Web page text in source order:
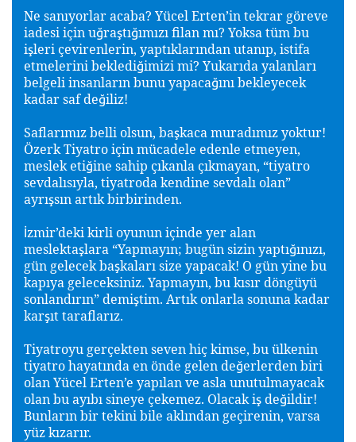
Ne sanıyorlar acaba? Yücel Erten’in tekrar göreve
iadesi için uğraştığımızı filan mı? Yoksa tüm bu
işleri çevirenlerin, yaptıklarından utanıp, istifa
etmelerini beklediğimizi mi? Yukarıda yalanları
belgeli insanların bunu yapacağını bekleyecek
kadar saf değiliz!
Saflarımız belli olsun, başkaca muradımız yoktur!
Özerk Tiyatro için mücadele edenle etmeyen,
meslek etiğine sahip çıkanla çıkmayan, “tiyatro
sevdalısıyla, tiyatroda kendine sevdalı olan”
ayrışsın artık birbirinden.
İzmir’deki kirli oyunun içinde yer alan
meslektaşlara “Yapmayın; bugün sizin yaptığınızı,
gün gelecek başkaları size yapacak! O gün yine bu
kapıya geleceksiniz. Yapmayın, bu kısır döngüyü
sonlandırın” demiştim. Artık onlarla sonuna kadar
karşıt taraflarız.
Tiyatroyu gerçekten seven hiç kimse, bu ülkenin
tiyatro hayatında en önde gelen değerlerden biri
olan Yücel Erten’e yapılan ve asla unutulmayacak
olan bu ayıbı sineye çekemez. Olacak iş değildir!
Bunların bir tekini bile aklından geçirenin, varsa
yüz kızarır.